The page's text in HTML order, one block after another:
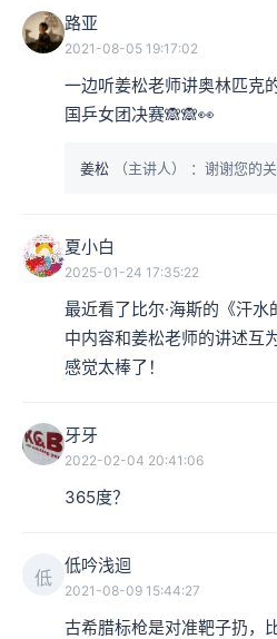
现在马拉松的运动历史只有100
第一届雅典奥运会当中，当时
因为这一次的比赛的起点与终
路亚
2021-08-05 19:17:02
一边听姜松老师讲奥林匹克
国乒女团决赛🙈🙈👀
姜松 （主讲人） ：谢谢您的
夏小白
2025-01-24 17:35:22
最近看了比尔·海斯的《汗
中内容和姜松老师的讲述互
感觉太棒了！
牙牙
2022-02-04 20:41:06
365度？
低
低吟浅迴
2021-08-09 15:44:27
古希腊标枪是对准靶子扔，